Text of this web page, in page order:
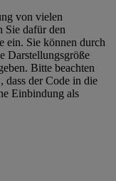
von vielen
Sie dafür den
ein. Sie können durch
Darstellungsgröße
Bitte beachten
dass der Code in die
Einbindung als